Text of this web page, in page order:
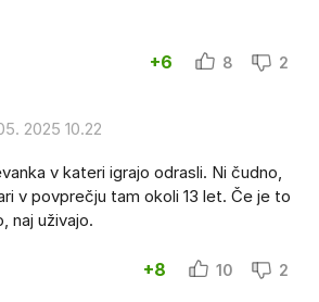
+6 8 2
2025 10.22
v kateri igrajo odrasli. Ni čudno,
v povprečju tam okoli 13 let. Če je to
naj uživajo.
+8 10 2